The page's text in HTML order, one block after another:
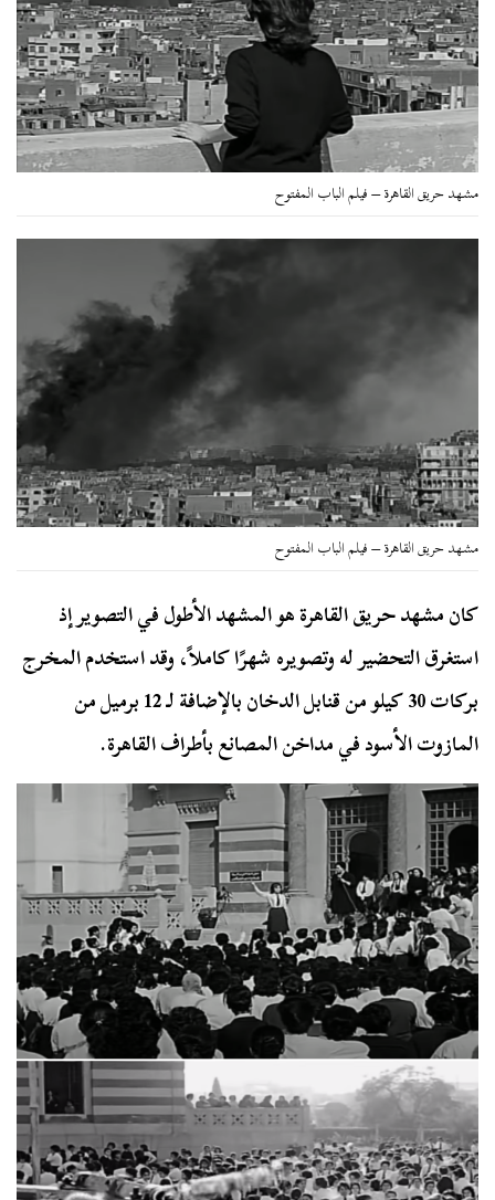
مشهد حريق القاهرة – فيلم الباب المفتوح
مشهد حريق القاهرة – فيلم الباب المفتوح
كان مشهد حريق القاهرة هو المشهد الأطول في التصوير إذ
استغرق التحضير له وتصويره شهرًا كاملاً، وقد استخدم المخرج
بركات 30 كيلو من قنابل الدخان بالإضافة لـ 12 برميل من
المازوت الأسود في مداخن المصانع بأطراف القاهرة.